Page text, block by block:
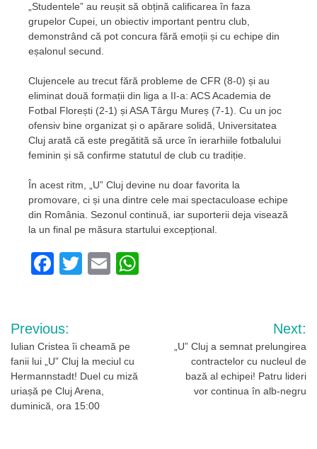
„Studentele” au reușit să obțină calificarea în faza
grupelor Cupei, un obiectiv important pentru club,
demonstrând că pot concura fără emoții și cu echipe din
eșalonul secund.
Clujencele au trecut fără probleme de CFR (8-0) și au
eliminat două formații din liga a II-a: ACS Academia de
Fotbal Florești (2-1) și ASA Târgu Mureș (7-1). Cu un joc
ofensiv bine organizat și o apărare solidă, Universitatea
Cluj arată că este pregătită să urce în ierarhiile fotbalului
feminin și să confirme statutul de club cu tradiție.
În acest ritm, „U” Cluj devine nu doar favorita la
promovare, ci și una dintre cele mai spectaculoase echipe
din România. Sezonul continuă, iar suporterii deja visează
la un final pe măsura startului excepțional.
Facebook
TwitterEmail
Navigare
în
articole
Previous:
Iulian Cristea îi cheamă pe
fanii lui „U” Cluj la meciul cu
Hermannstadt! Duel cu miză
uriașă pe Cluj Arena,
duminică, ora 15:00
Next:
„U” Cluj a semnat prelungirea
contractelor cu nucleul de
bază al echipei! Patru lideri
vor continua în alb-negru